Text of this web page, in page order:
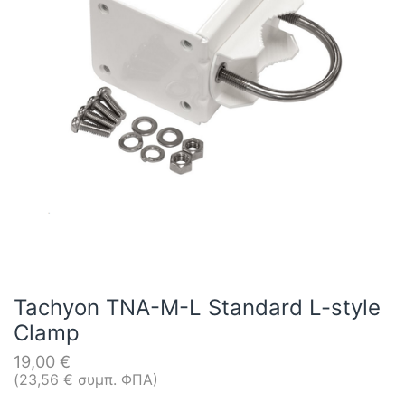
Tachyon TNA-M-L Standard L-style
Clamp
19,00 €
(23,56 € συμπ. ΦΠΑ)